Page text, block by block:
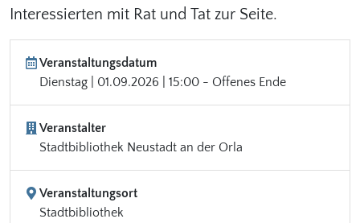
Interessierten mit Rat und Tat zur Seite.
Veranstaltungsdatum
Dienstag | 01.09.2026 | 15:00 - Offenes Ende
Veranstalter
Stadtbibliothek Neustadt an der Orla
Veranstaltungsort
Stadtbibliothek